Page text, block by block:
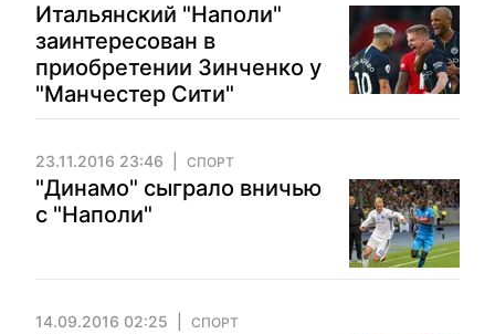
Итальянский "Наполи"
заинтересован в
приобретении Зинченко у
"Манчестер Сити"
23.11.2016 23:46 СПОРТ
"Динамо" сыграло вничью
с "Наполи"
14.09.2016 02:25 СПОРТ